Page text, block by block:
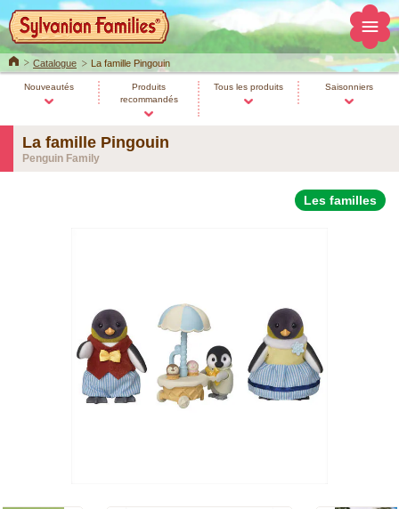
HomeCatalogue La famille Pingouin
Nouveautés
Produits
recommandés
Tous les produits Saisonniers
La famille Pingouin
Penguin Family
Les familles